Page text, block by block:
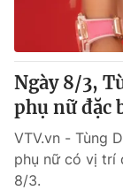
Ngày 8/3,
phụ nữ đặc
VTV.vn - Tùng
phụ nữ có vị trí
8/3.